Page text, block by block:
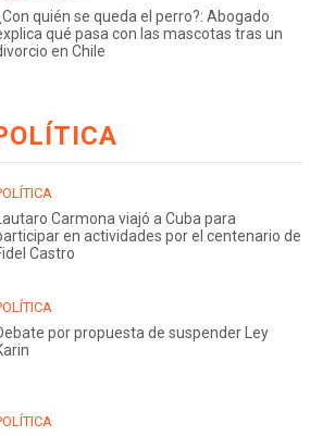
quién se queda el perro?: Abogado
qué pasa con las mascotas tras un
en Chile
Lautaro Carmona viajó a Cuba para
en actividades por el centenario de
Castro
por propuesta de suspender Ley